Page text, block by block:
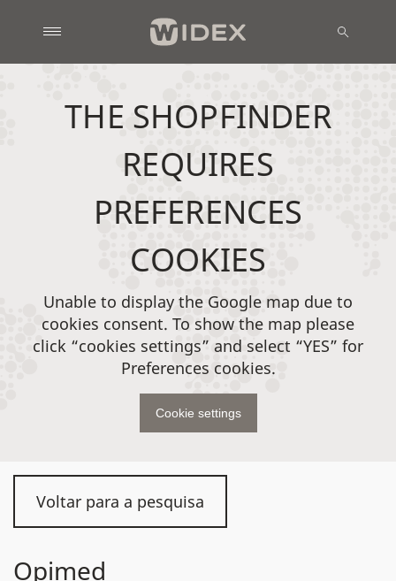
Voltar para a pesquisa
Opimed
THE SHOPFINDER
REQUIRES
PREFERENCES
COOKIES
Unable to display the Google map due to
cookies consent. To show the map please
click “cookies settings” and select “YES” for
Preferences cookies.
Cookie settings